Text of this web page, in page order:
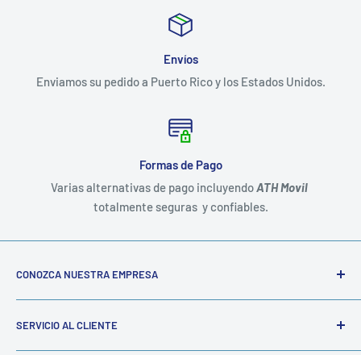
Envíos
Enviamos su pedido a Puerto Rico y los Estados Unidos.
Formas de Pago
Varias alternativas de pago incluyendoATH Movil
totalmente seguras y confiables.
CONOZCA NUESTRA EMPRESA
años dedicada mayormente al suministro de
Escolares y de Oficinatanto al por mayor como al detal.
SERVICIO AL CLIENTE